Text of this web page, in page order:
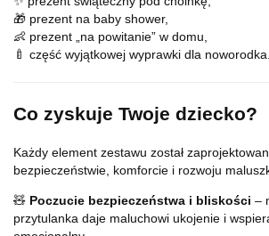
🎁 prezent na baby shower,
👶 prezent „na powitanie” w domu,
🍼 część wyjątkowej wyprawki dla noworodka.
Co zyskuje Twoje dziecko?
Każdy element zestawu został
bezpieczeństwie, komforcie i rozwoju
🧸 Poczucie bezpieczeństwa i bliskości –
przytulanka daje maluchowi ukojenie i